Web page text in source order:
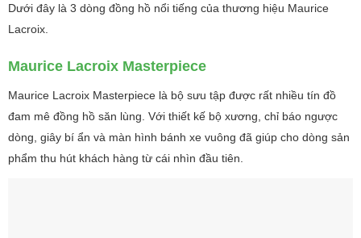
Dưới đây là 3 dòng đồng hồ nổi tiếng của thương hiệu Maurice
Lacroix.
Maurice Lacroix Masterpiece
Maurice Lacroix Masterpiece là bộ sưu tập được rất nhiều tín đồ
đam mê đồng hồ săn lùng. Với thiết kế bộ xương, chỉ báo ngược
dòng, giây bí ẩn và màn hình bánh xe vuông đã giúp cho dòng sản
phẩm thu hút khách hàng từ cái nhìn đầu tiên.